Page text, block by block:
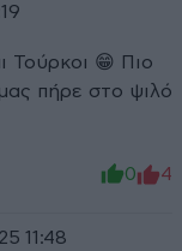
Τούρκοι 😁 Πιο
πήρε στο ψιλό
0 4
11:48